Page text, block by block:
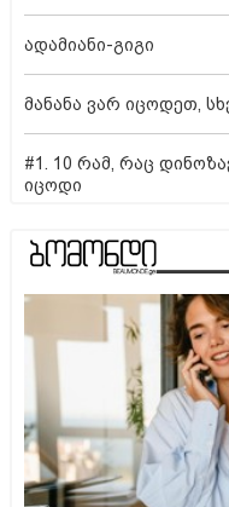
ადამიანი-გიგი
მანანა ვარ იცოდეთ,
#1. 10 რამ, რაც
იცოდი